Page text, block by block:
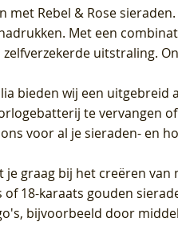
met Rebel & Rose
Met een
uitstraling.
bieden wij een
te vervangen
voor al je sieraden- en
je graag bij het creëren
18-karaats gouden
bijvoorbeeld door